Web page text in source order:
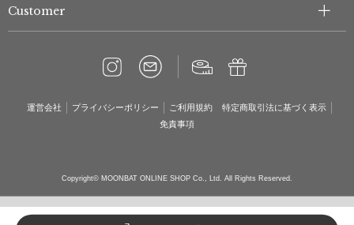
Customer
運営会社 プライバシーポリシー ご利用規約
特定商取引法に基づく表示
免責事項
Copyright© MOONBAT ONLINE SHOP Co., Ltd. All Rights Reserved.